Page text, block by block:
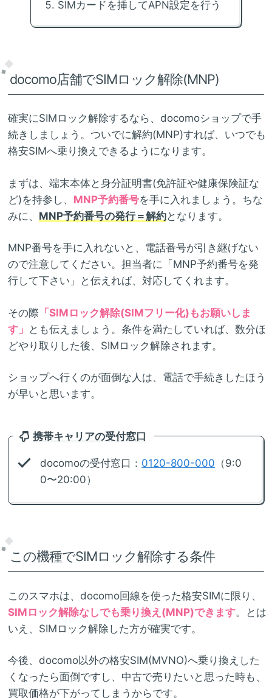
SIMカードを挿してAPN設定を行う
docomo店舗でSIMロック解除(MNP)
確実にSIMロック解除するなら、docomoショップで手
続きしましょう。ついでに解約(MNP)すれば、いつでも
格安SIMへ乗り換えできるようになります。
まずは、端末本体と身分証明書(免許証や健康保険証な
ど)を持参し、 MNP予約番号を手に入れましょう。ちな
みに、 MNP予約番号の発行＝解約となります。
MNP番号を手に入れないと、電話番号が引き継げない
ので注意してください。担当者に「MNP予約番号を発
行して下さい」と伝えれば、対応してくれます。
その際 「SIMロック解除(SIMフリー化)もお願いしま
す」 とも伝えましょう。条件を満たしていれば、数分ほ
どやり取りした後、SIMロック解除されます。
ショップへ行くのが面倒な人は、電話で手続きしたほう
が早いと思います。
携帯キャリアの受付窓口
docomoの受付窓口： 0120-800-000 （9:0
0〜20:00）
この機種でSIMロック解除する条件
このスマホは、docomo回線を使った格安SIMに限り、
SIMロック解除なしでも乗り換え(MNP)できます。とは
いえ、SIMロック解除した方が確実です。
今後、docomo以外の格安SIM(MVNO)へ乗り換えした
くなったら面倒ですし、中古で売りたいと思った時も、
買取価格が下がってしまうからです。